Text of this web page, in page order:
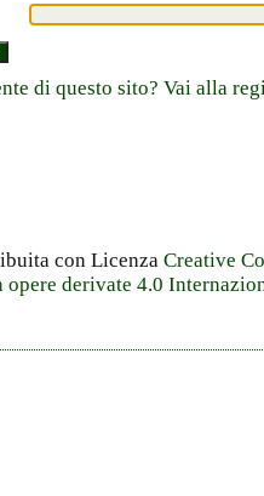
di questo sito? Vai alla
con Licenza Creative
opere derivate 4.0